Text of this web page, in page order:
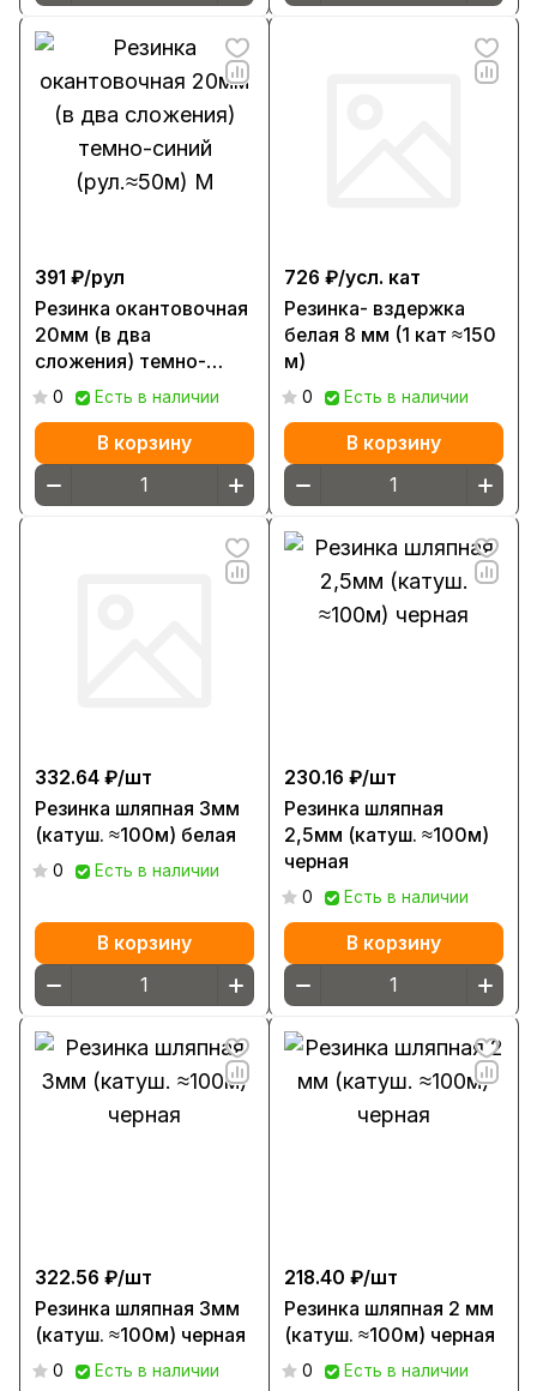
391 ₽/рул
Резинка окантовочная
20мм (в два
сложения) темно-
синий (рул.≈50м) М
0 Есть в наличии
В корзину
726 ₽/усл. кат
Резинка- вздержка
белая 8 мм (1 кат ≈150
м)
0 Есть в наличии
В корзину
332.64 ₽/шт
Резинка шляпная 3мм
(катуш. ≈100м) белая
0 Есть в наличии
В корзину
230.16 ₽/шт
Резинка шляпная
2,5мм (катуш. ≈100м)
черная
0 Есть в наличии
В корзину
322.56 ₽/шт
Резинка шляпная 3мм
(катуш. ≈100м) черная
0 Есть в наличии
218.40 ₽/шт
Резинка шляпная 2 мм
(катуш. ≈100м) черная
0 Есть в наличии